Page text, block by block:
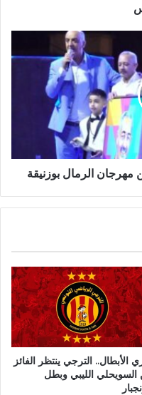
مهرجان الرمال بوزنيقة
الأبطال.. الترجي ينتظر الفائز
الليبي وبطل